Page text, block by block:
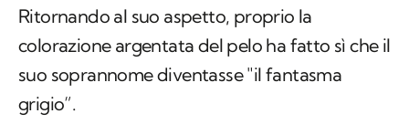
Ritornando al suo aspetto, proprio la
colorazione argentata del pelo ha fatto sì che il
suo soprannome diventasse "il fantasma
grigio”.